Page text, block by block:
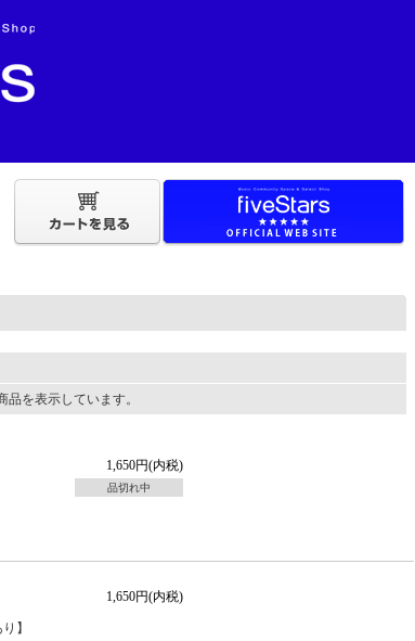
品を表示しています。
1,650円(内税)
品切れ中
1,650円(内税)
】